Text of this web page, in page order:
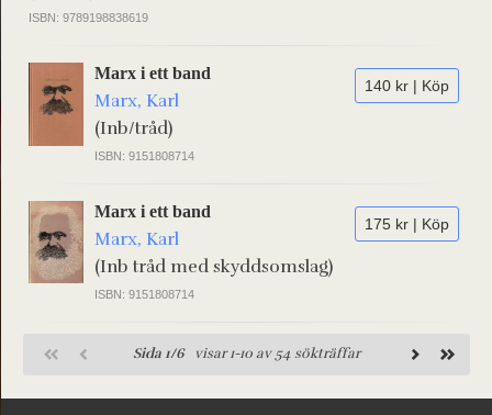
ISBN: 9789198838619
140 kr | Köp
Marx i ett band
Marx, Karl
(Inb/tråd)
ISBN: 9151808714
175 kr | Köp
Marx i ett band
Marx, Karl
(Inb tråd med skyddsomslag)
ISBN: 9151808714
Sida 1/6visar 1-10 av 54 sökträffar